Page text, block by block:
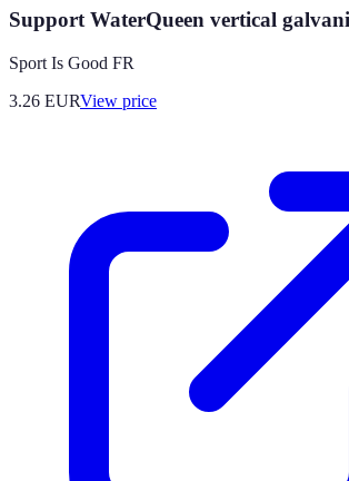
Support WaterQueen vertical
Sport Is Good FR
3.26 EURView price